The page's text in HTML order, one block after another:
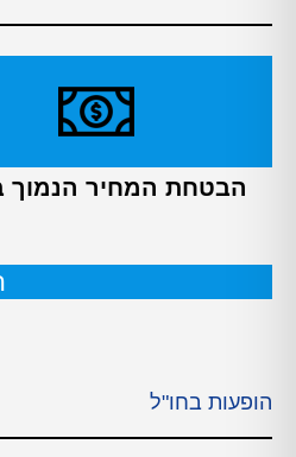
הבטחת המחיר הנמוך
הופעות בחו"ל